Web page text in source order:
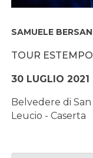
SAMUELE
TOUR
30 LUGLIO 2021
Belvedere di San
Leucio - Caserta